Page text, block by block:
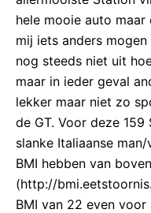
hele mooie auto
mij iets anders
nog steeds niet uit
maar in ieder geval
lekker maar niet zo
de GT. Voor deze
slanke Italiaanse
BMI hebben van
(http://
BMI van 22 even